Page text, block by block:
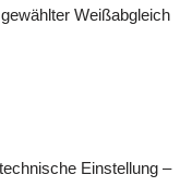
Weißabgleich
Einstellung –